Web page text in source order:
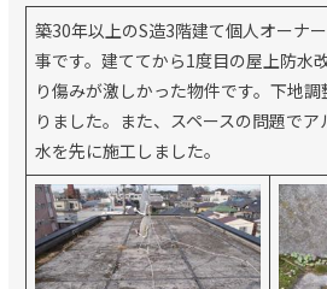
築30年以上のS造3階建て個人オーナ
事です。建ててから1度目の屋上防水
り傷みが激しかった物件です。下地
りました。また、スペースの問題で
水を先に施工しました。